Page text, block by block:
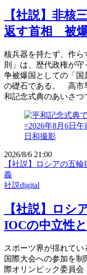
【社説】非核
返す首相 被
核兵器を持たず、作
則」は、歴代政権が
争被爆国としての「
の礎石である。 高市
和記念式典のあいさ
2026/8/6 21:00
【社説】ロシアの五
義
社説digital
【社説】ロ
IOCの中立性
スポーツ界が揺れて
国際大会への参加を
際オリンピック委員